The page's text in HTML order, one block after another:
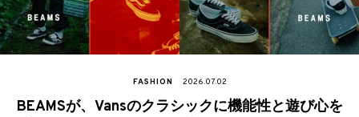
FASHION 2026.07.02
BEAMSが、Vansのクラシックに機能性と遊び心を